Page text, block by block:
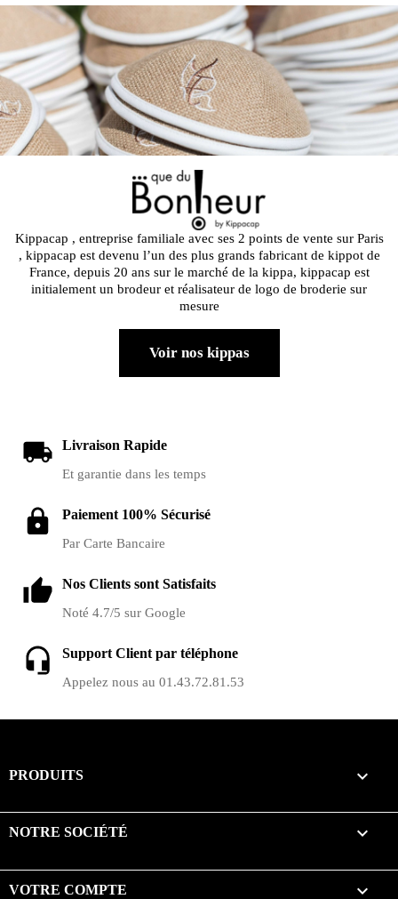
Kippacap , entreprise familiale avec ses 2 points de vente sur Paris
, kippacap est devenu l’un des plus grands fabricant de kippot de
France, depuis 20 ans sur le marché de la kippa, kippacap est
initialement un brodeur et réalisateur de logo de broderie sur
mesure
Voir nos kippas
Livraison Rapide
Et garantie dans les temps
Paiement 100% Sécurisé
Par Carte Bancaire
Nos Clients sont Satisfaits
Noté 4.7/5 sur Google
Support Client par téléphone
Appelez nous au 01.43.72.81.53
PRODUITS 
NOTRE SOCIÉTÉ 
VOTRE COMPTE 